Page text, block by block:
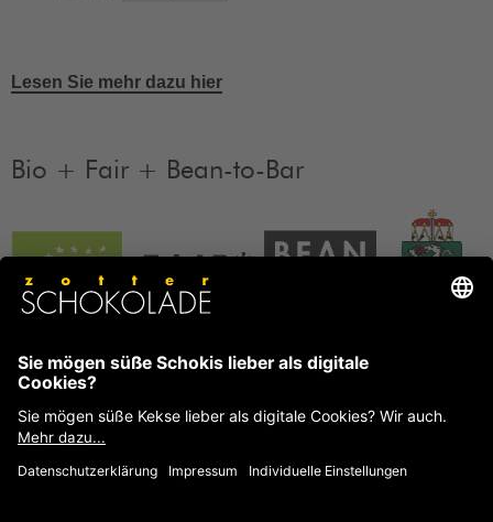
Lesen Sie mehr dazu hier
Bio + Fair + Bean-to-Bar
Unsere Produkte sind Bio + Fair + Bean-to-Bar.
Informationen
FAQ